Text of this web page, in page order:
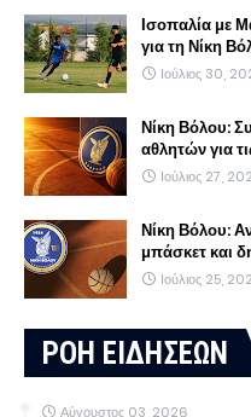
Ισοπαλία με
για τη Νίκη
Ιούλιος 30,
Νίκη Βόλου:
αθλητών για
Ιούλιος 27,
Νίκη Βόλου:
μπάσκετ και
Ιούλιος 25,
ΡΟΗ ΕΙΔΗΣΕΩΝ
Αύγουστος 03, 2026